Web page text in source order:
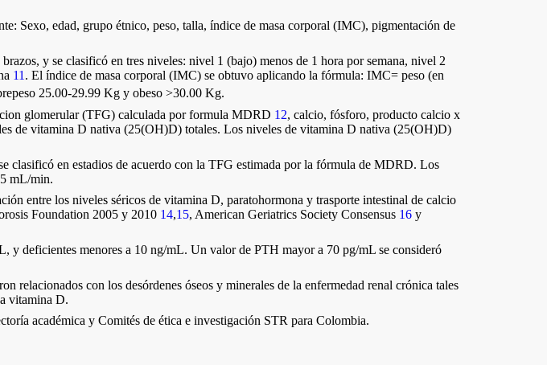
Sexo, edad, grupo étnico, peso, talla, índice de masa corporal (IMC), pigmentación de
y se clasificó en tres niveles: nivel 1 (bajo) menos de 1 hora por semana, nivel 2
11 . El índice de masa corporal (IMC) se obtuvo aplicando la fórmula: IMC= peso (en
25.00-29.99 Kg y obeso >30.00 Kg.
glomerular (TFG) calculada por formula MDRD 12, calcio, fósforo, producto calcio x
de vitamina D nativa (25(OH)D) totales. Los niveles de vitamina D nativa (25(OH)D)
clasificó en estadios de acuerdo con la TFG estimada por la fórmula de MDRD. Los
mL/min.
entre los niveles séricos de vitamina D, paratohormona y trasporte intestinal de calcio
Foundation 2005 y 2010 14,15, American Geriatrics Society Consensus 16y
y deficientes menores a 10 ng/mL. Un valor de PTH mayor a 70 pg/mL se consideró
relacionados con los desórdenes óseos y minerales de la enfermedad renal crónica tales
vitamina D.
académica y Comités de ética e investigación STR para Colombia.